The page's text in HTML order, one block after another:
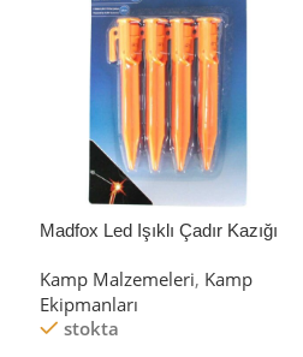
Madfox Led Işıklı Çadır Kazığı
Kamp Malzemeleri, Kamp
Ekipmanları
stokta